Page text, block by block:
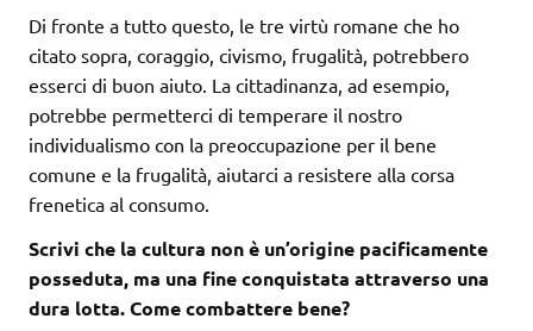
Di fronte a tutto questo, le tre virtù romane che ho
citato sopra, coraggio, civismo, frugalità, potrebbero
esserci di buon aiuto. La cittadinanza, ad esempio,
potrebbe permetterci di temperare il nostro
individualismo con la preoccupazione per il bene
comune e la frugalità, aiutarci a resistere alla corsa
frenetica al consumo.
Scrivi che la cultura non è un’origine pacificamente
posseduta, ma una fine conquistata attraverso una
dura lotta. Come combattere bene?